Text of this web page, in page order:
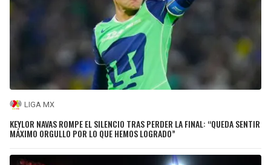
LIGA MX
KEYLOR NAVAS ROMPE EL SILENCIO TRAS PERDER LA FINAL: “QUEDA SENTIR
MÁXIMO ORGULLO POR LO QUE HEMOS LOGRADO”